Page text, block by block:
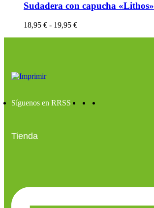
Sudadera con capucha «Lithos»
18,95 € - 19,95 €
Síguenos en RRSS
Tienda